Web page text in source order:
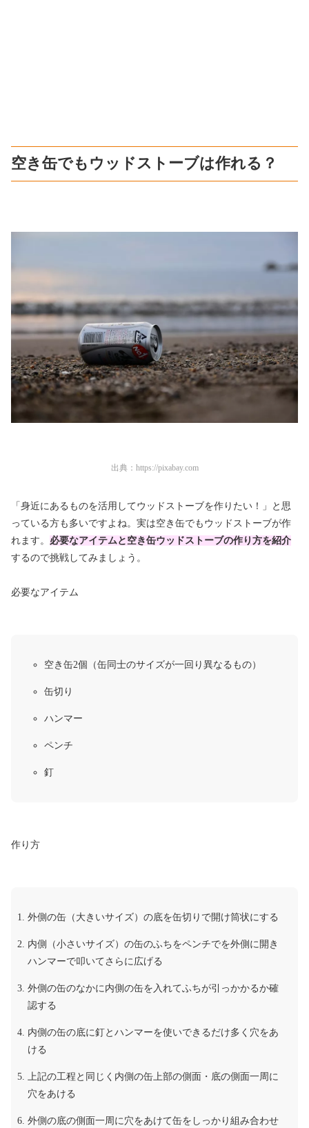
空き缶でもウッドストーブは作れる？
出典： https://pixabay.com
「身近にあるものを活用してウッドストーブを作りたい！」と思
っている方も多いですよね。実は空き缶でもウッドストーブが作
れます。 必要なアイテムと空き缶ウッドストーブの作り方を紹介
するので挑戦してみましょう。
必要なアイテム
空き缶2個（缶同士のサイズが一回り異なるもの）
缶切り
ハンマー
ペンチ
釘
作り方
外側の缶（大きいサイズ）の底を缶切りで開け筒状にする
内側（小さいサイズ）の缶のふちをペンチでを外側に開き
ハンマーで叩いてさらに広げる
外側の缶のなかに内側の缶を入れてふちが引っかかるか確
認する
内側の缶の底に釘とハンマーを使いできるだけ多く穴をあ
ける
上記の工程と同じく内側の缶上部の側面・底の側面一周に
穴をあける
外側の底の側面一周に穴をあけて缶をしっかり組み合わせ